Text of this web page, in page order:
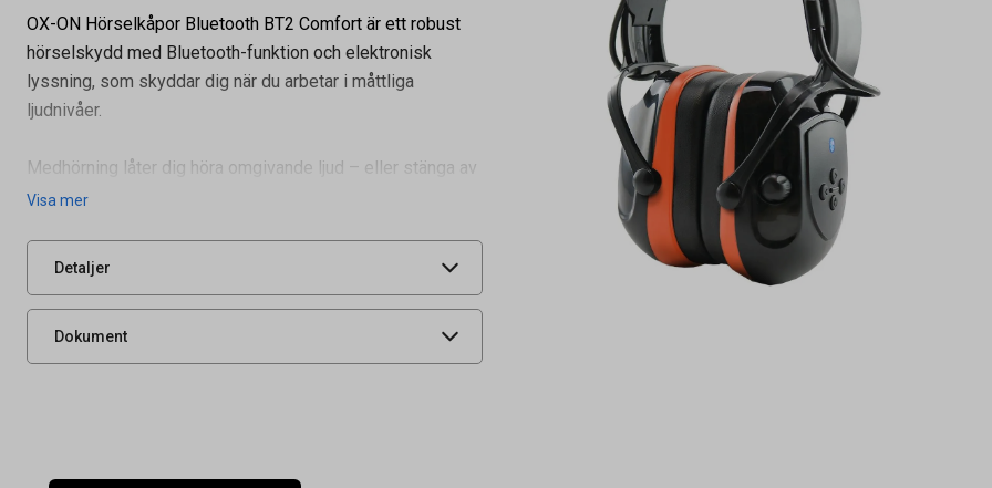
OX-ON Hörselkåpor Bluetooth BT2 Comfort är ett robust
hörselskydd med Bluetooth-funktion och elektronisk
lyssning, som skyddar dig när du arbetar i måttliga
ljudnivåer.
Medhörning låter dig höra omgivande ljud – eller stänga av
det helt. Du kan enkelt kommunicera med kollegor,
Visa mer
Detaljer
Artikelnummer 58020004
Leverantörens
UNSPSC 46181902
Dokument
Produktdatablad